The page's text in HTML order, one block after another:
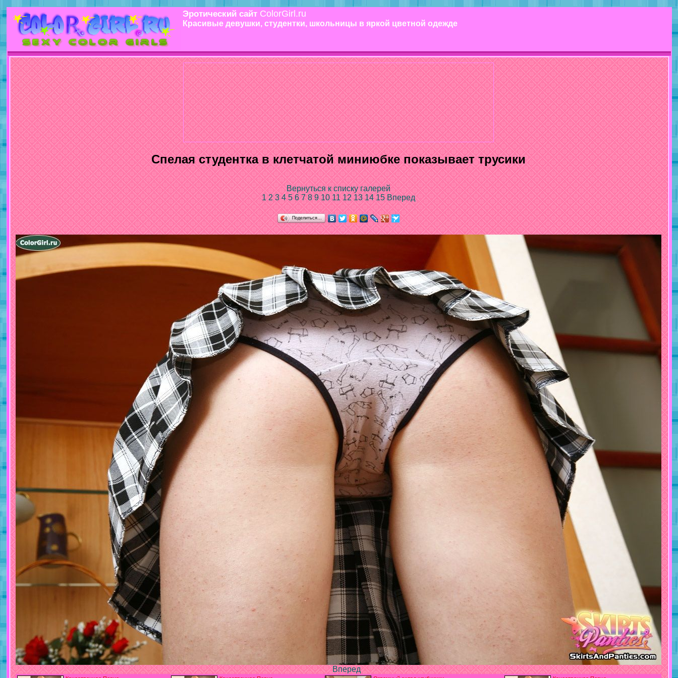
Эротический сайт ColorGirl.ru
Красивые девушки, студентки, школьницы в яркой цветной одежде
Спелая студентка в клетчатой миниюбке показывает трусики
Вернуться к списку галерей
123456789101112131415Вперед
Поделиться…
Вперед